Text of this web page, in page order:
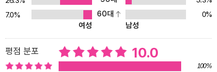
해하게 됩니다. 클라우는 엄마 아빠를 꽉 껴안고 말합니다. “나의 무
속 깊이 무한대를 느낍니다. 색깔과 기호로 표현된 무한대의 상징을
찾아보세요. 《나의 무한대》의 그림 배경은 바닷가입니다. 바다와 하
늘, 모래와 별들을 통해 무한대 개념을 가장 적절히 표현할 수 있는 장
7.0%
60대
0%
여성
남성
평점 분포 10.0
100%